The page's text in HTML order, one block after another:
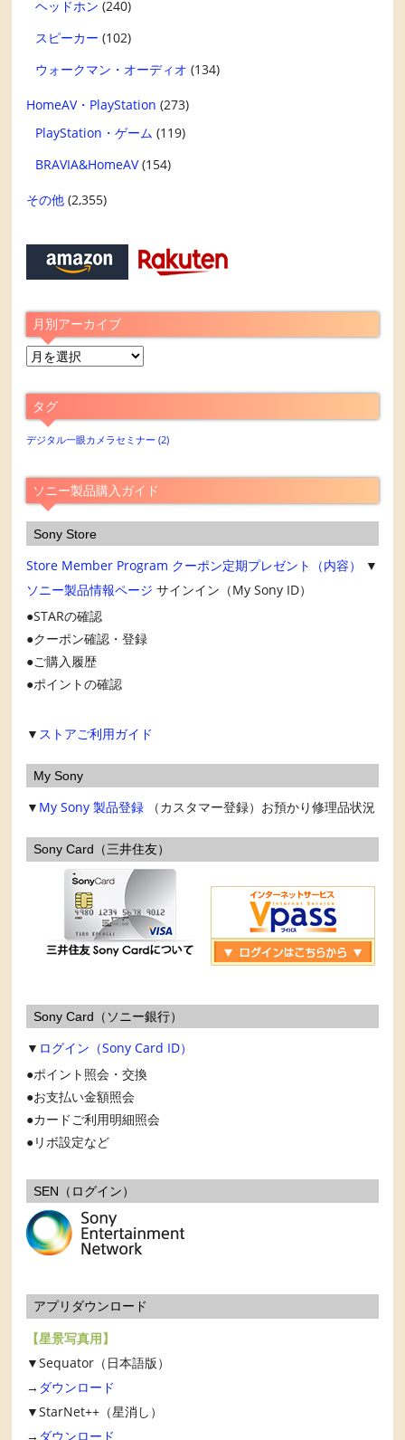
ヘッドホン (240)
スピーカー (102)
ウォークマン・オーディオ (134)
HomeAV・PlayStation (273)
PlayStation・ゲーム (119)
BRAVIA&HomeAV(154)
その他 (2,355)
月別アーカイブ
月
ア
ー
カ
ブ
タグ
デジタル一眼カメラセミナー (2)
ソニー製品購入ガイド
Sony Store
Store Member Program クーポン定期プレゼント（内容）
▼
ソニー製品情報ページ サインイン（My Sony ID）
STARの確認
クーポン確認・登録
ご購入履歴
ポイントの確認
▼ ストアご利用ガイド
My Sony
▼ My Sony 製品登録 （カスタマー登録）お預かり修理品状況
Sony Card（三井住友）
Sony Card（ソニー銀行）
▼ ログイン（Sony Card ID）
ポイント照会・交換
お支払い金額照会
カードご利用明細照会
リボ設定など
SEN（ログイン）
アプリダウンロード
【星景写真用】
▼Sequator（日本語版）
→ ダウンロード
▼StarNet++（星消し）
→ ダウンロード